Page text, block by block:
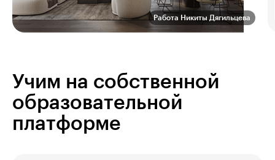
Работа Никиты Дягильцева
Учим на собственной
образовательной
платформе